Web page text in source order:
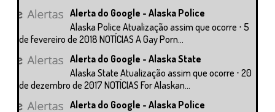
Alerta do Google - Alaska Police
Alaska Police Atualização assim que ocorre ⋅ 5
de fevereiro de 2018 NOTÍCIAS A Gay Porn...
Alerta do Google - Alaska State
Alaska State Atualização assim que ocorre ⋅ 20
de dezembro de 2017 NOTÍCIAS For Alaskan...
Alerta do Google - Alaska Police